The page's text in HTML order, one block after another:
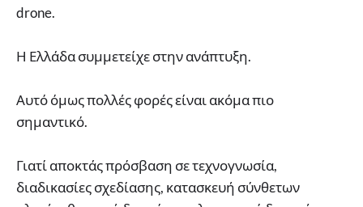
drone.
Η Ελλάδα συμμετείχε στην ανάπτυξη.
Αυτό όμως πολλές φορές είναι ακόμα πιο
σημαντικό.
Γιατί αποκτάς πρόσβαση σε τεχνογνωσία,
διαδικασίες σχεδίασης, κατασκευή σύνθετων